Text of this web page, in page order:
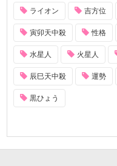
ライオン 吉方位
寅卯天中殺 性格
水星人 火星人
辰巳天中殺 運勢
黒ひょう